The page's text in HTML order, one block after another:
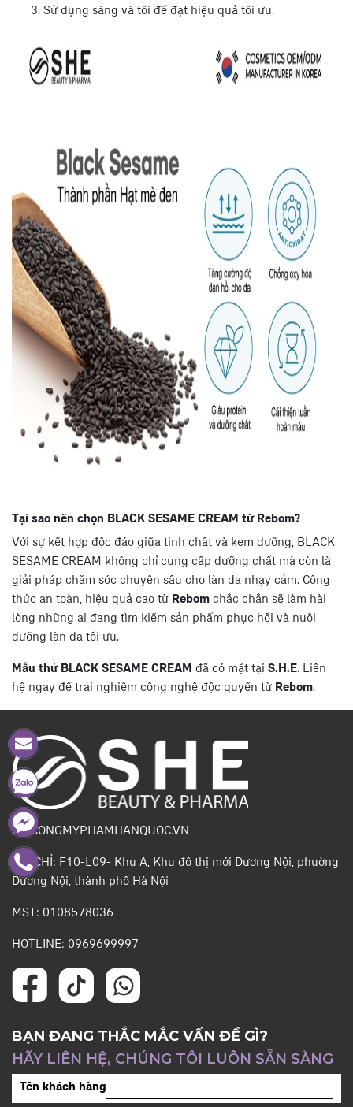
Sử dụng sáng và tối để đạt hiệu quả tối ưu.
Tại sao nên chọn BLACK SESAME CREAM từ Rebom?
Với sự kết hợp độc đáo giữa tinh chất và kem dưỡng, BLACK
SESAME CREAM không chỉ cung cấp dưỡng chất mà còn là
giải pháp chăm sóc chuyên sâu cho làn da nhạy cảm. Công
thức an toàn, hiệu quả cao từ Rebom chắc chắn sẽ làm hài
lòng những ai đang tìm kiếm sản phẩm phục hồi và nuôi
dưỡng làn da tối ưu.
Mẫu thử BLACK SESAME CREAM đã có mặt tại S.H.E. Liên
hệ ngay để trải nghiệm công nghệ độc quyền từ Rebom.
GIACONGMYPHAMHANQUOC.VN
ĐỊA CHỈ: F10-L09- Khu A, Khu đô thị mới Dương Nội, phường
Dương Nội, thành phố Hà Nội
MST: 0108578036
HOTLINE: 0969699997
BẠN ĐANG THẮC MẮC VẤN ĐỀ GÌ?
HÃY LIÊN HỆ, CHÚNG TÔI LUÔN SẴN SÀNG
Tên khách hàng